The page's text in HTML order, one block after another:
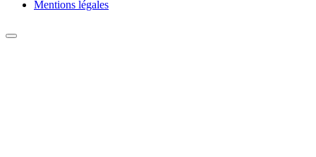
Mentions légales